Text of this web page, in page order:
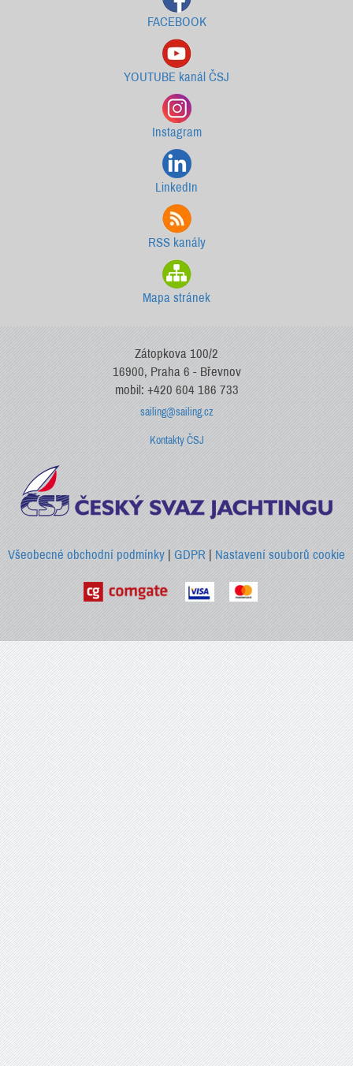
FACEBOOK
YOUTUBE kanál ČSJ
Instagram
LinkedIn
RSS kanály
Mapa stránek
Zátopkova 100/2
16900, Praha 6 - Břevnov
mobil: +420 604 186 733
sailing@sailing.cz
Kontakty ČSJ
Všeobecné obchodní podmínky |GDPR |Nastavení souborů cookie